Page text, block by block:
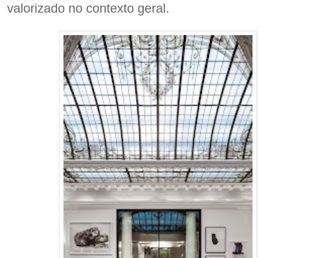
valorizado no contexto geral.